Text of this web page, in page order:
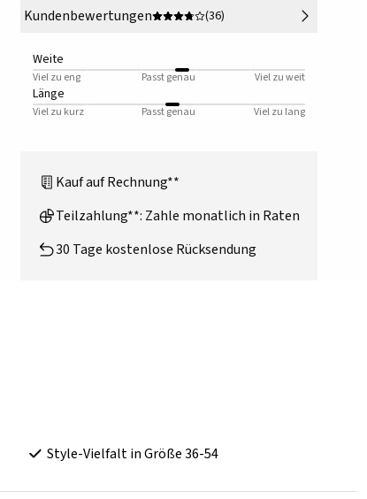
Kundenbewertungen
(36)
Weite
Viel zu eng Passt genau Viel zu weit
Länge
Viel zu kurz Passt genau Viel zu lang
Kauf auf Rechnung**
Teilzahlung**: Zahle monatlich in Raten
30 Tage kostenlose Rücksendung
Style-Vielfalt in Größe 36-54